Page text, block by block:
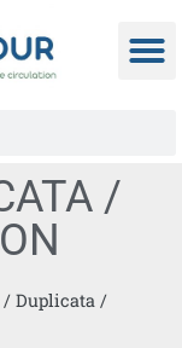
/
/ Duplicata /